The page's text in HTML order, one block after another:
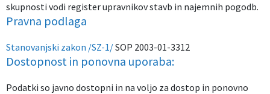
skupnosti vodi register upravnikov stavb in najemnih pogodb.
Pravna podlaga
Stanovanjski zakon /SZ-1/SOP 2003-01-3312
Dostopnost in ponovna uporaba:
Podatki so javno dostopni in na voljo za dostop in ponovno
Vaške in trška skupnost
Častni občani, prejemniki priznanj
Nadzorni odbor
Občinska volilna komisija
Seje občinskega sveta
Komisije in odbori
Organigram zaposlenih
Vloge in obrazci
Zbiranje odpadkov
Zapore cest
Javni razpisi in objave
Pivška jezera
Ekomuzej
Društva in združenja
Gospodarski subjekti